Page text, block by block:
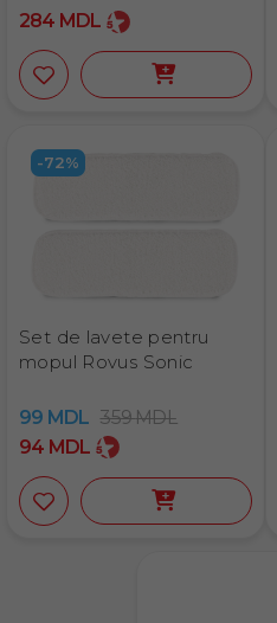
284 MDL
-72%
Set de lavete pentru
mopul Rovus Sonic
99 MDL 359MDL
94 MDL